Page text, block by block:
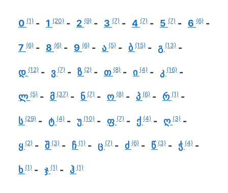
0 (1) 1 (20) 2 (9) 3 (7) 4 (7) 5 (7) 6 (6)
7 (6) 8 (6) 9 (6) ა (5) ბ (15) გ (13)
დ (12) ვ (7) ზ (2) თ (8) ი (4) კ (16)
ლ (5) მ (37) ნ (7) ო (8) პ (6) რ (1)
ს (29) ტ (4) უ (10) ფ (7) ქ (4) ღ (3)
ყ (2) შ (3) ჩ (1) ც (7) ძ (6) წ (3) ჭ (4)
ხ (1) ჯ (1) ჰ (1)